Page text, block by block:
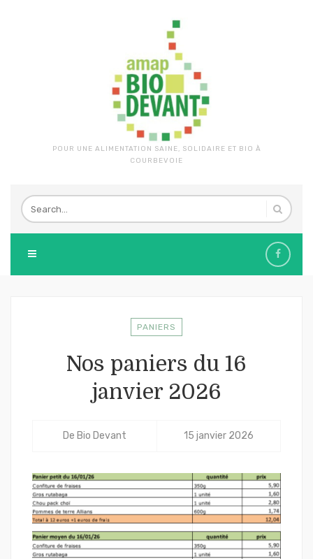
POUR UNE ALIMENTATION SAINE, SOLIDAIRE ET BIO À
COURBEVOIE
PANIERS
Nos paniers du 16
janvier 2026
De Bio Devant 15 janvier 2026